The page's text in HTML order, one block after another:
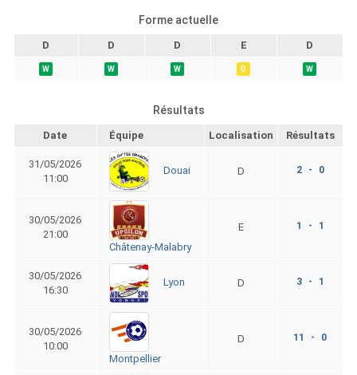
Forme actuelle
D D D E D
W W W D W
Résultats
Date Équipe Localisation Résultats
31/05/2026
11:00
Douai D 2 - 0
30/05/2026
21:00
Châtenay-Malabry
E 1 - 1
30/05/2026
16:30
Lyon D 3 - 1
30/05/2026
10:00
Montpellier
D 11 - 0